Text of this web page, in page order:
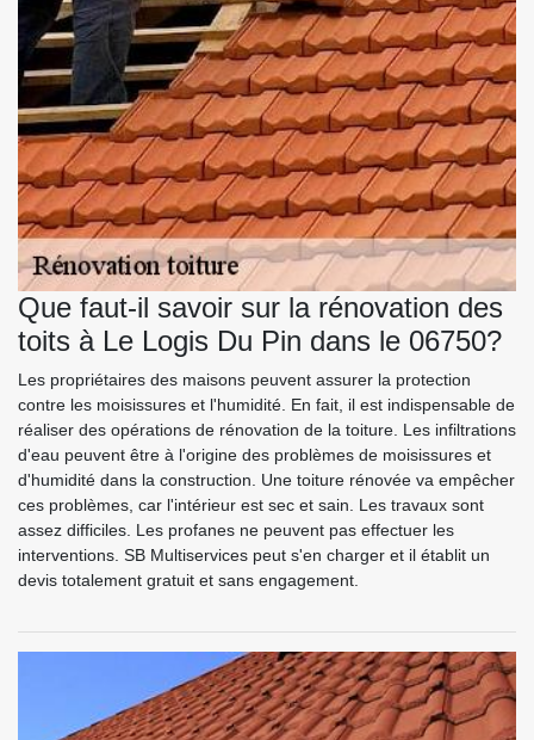
Que faut-il savoir sur la rénovation des
toits à Le Logis Du Pin dans le 06750?
Les propriétaires des maisons peuvent assurer la protection
contre les moisissures et l'humidité. En fait, il est indispensable de
réaliser des opérations de rénovation de la toiture. Les infiltrations
d'eau peuvent être à l'origine des problèmes de moisissures et
d'humidité dans la construction. Une toiture rénovée va empêcher
ces problèmes, car l'intérieur est sec et sain. Les travaux sont
assez difficiles. Les profanes ne peuvent pas effectuer les
interventions. SB Multiservices peut s'en charger et il établit un
devis totalement gratuit et sans engagement.